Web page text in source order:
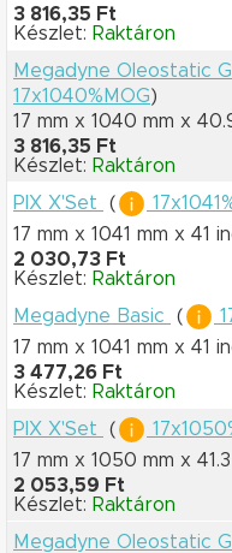
3 816,35 Ft
Készlet: Raktáron
Megadyne Oleostatic
17x1040%MOG)
17 mm x 1040 mm x
3 816,35 Ft
Készlet: Raktáron
PIX X'Set
(
17 mm x 1041 mm x 41
2 030,73 Ft
Készlet: Raktáron
Megadyne Basic
(
17 mm x 1041 mm x 41
3 477,26 Ft
Készlet: Raktáron
PIX X'Set
(
17 mm x 1050 mm x
2 053,59 Ft
Készlet: Raktáron
Megadyne Oleostatic